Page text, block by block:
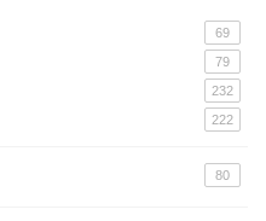
69
79
232
222
80